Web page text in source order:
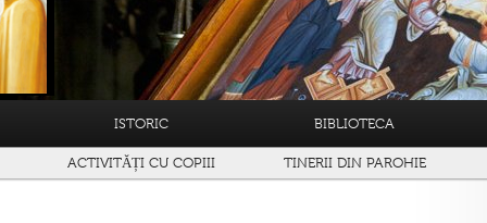
ISTORIC BIBLIOTECA
ACTIVITĂȚI CU COPIII TINERII DIN PAROHIE